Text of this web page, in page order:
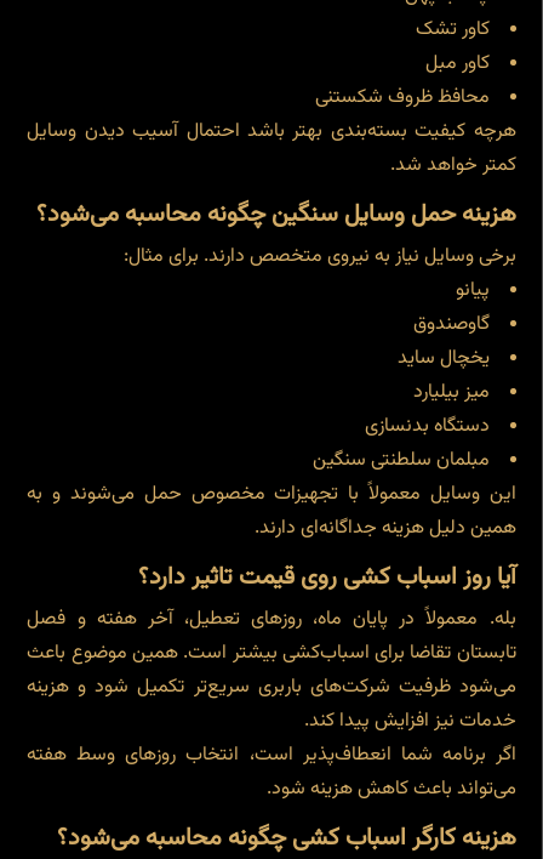
کاور تشک
کاور مبل
محافظ ظروف شکستنی
هرچه کیفیت بسته‌بندی بهتر باشد احتمال آسیب دیدن وسایل
کمتر خواهد شد.
هزینه حمل وسایل سنگین چگونه محاسبه می‌شود؟
برخی وسایل نیاز به نیروی متخصص دارند. برای مثال:
پیانو
گاوصندوق
یخچال ساید
میز بیلیارد
دستگاه بدنسازی
مبلمان سلطنتی سنگین
این وسایل معمولاً با تجهیزات مخصوص حمل می‌شوند و به
همین دلیل هزینه جداگانه‌ای دارند.
آیا روز اسباب کشی روی قیمت تاثیر دارد؟
بله. معمولاً در پایان ماه، روزهای تعطیل، آخر هفته و فصل
تابستان تقاضا برای اسباب‌کشی بیشتر است. همین موضوع باعث
می‌شود ظرفیت شرکت‌های باربری سریع‌تر تکمیل شود و هزینه
خدمات نیز افزایش پیدا کند.
اگر برنامه شما انعطاف‌پذیر است، انتخاب روزهای وسط هفته
می‌تواند باعث کاهش هزینه شود.
هزینه کارگر اسباب کشی چگونه محاسبه می‌شود؟